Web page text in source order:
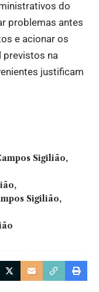
do
problemas antes
e acionar os
previstos na
justificam
Sigilião
Sigilião